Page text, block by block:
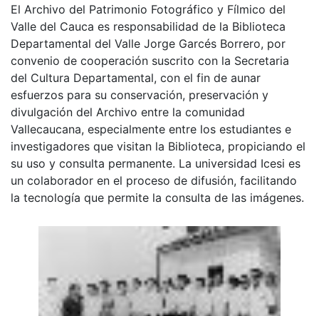
El Archivo del Patrimonio Fotográfico y Fílmico del
Valle del Cauca es responsabilidad de la Biblioteca
Departamental del Valle Jorge Garcés Borrero, por
convenio de cooperación suscrito con la Secretaria
del Cultura Departamental, con el fin de aunar
esfuerzos para su conservación, preservación y
divulgación del Archivo entre la comunidad
Vallecaucana, especialmente entre los estudiantes e
investigadores que visitan la Biblioteca, propiciando el
su uso y consulta permanente. La universidad Icesi es
un colaborador en el proceso de difusión, facilitando
la tecnología que permite la consulta de las imágenes.